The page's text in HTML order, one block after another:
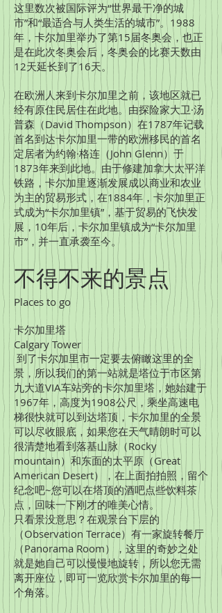
这里数次被国际评为“世界最干净的城
市”和“最适合与人类生活的城市”。1988
年，卡尔加里举办了第15届冬奥会，也正
是在此次冬奥会后，冬奥会的比赛天数由
12天延长到了16天。
在欧洲人来到卡尔加里之前，该地区就已
经有原住民居住在此地。由探险家大卫·汤
普森（David Thompson）在1787年记载
首名到达卡尔加里一带的欧洲移民的首名
定居者为约翰·格连（John Glenn）于
1873年来到此地。由于修建加拿大太平洋
铁路，卡尔加里逐渐发展成以商业和农业
为主的贸易形式，在1884年，卡尔加里正
式成为“卡尔加里镇”，基于贸易的飞快发
展，10年后，卡尔加里镇成为“卡尔加里
市”，并一直承袭至今。
不得不来的景点
Places to go
卡尔加里塔
Calgary Tower
到了卡尔加里市一定要去俯瞰这里的全
景，所以我们的第一站就是塔位于市区第
九大道VIA车站旁的卡尔加里塔，她始建于
1967年，高度为1908公尺，乘坐高速电
梯很快就可以到达塔顶，卡尔加里的全景
可以尽收眼底，如果您在天气晴朗时可以
很清楚地看到落基山脉（Rocky
mountain）和东面的太平原（Great
American Desert），在上面拍拍照，留个
纪念吧~您可以在塔顶的酒吧点些饮料茶
点，回味一下刚才的唯美心情。
只看景没意思？在观景台下层的
（Observation Terrace）有一家旋转餐厅
（Panorama Room），这里的奇妙之处
就是她自己可以慢慢地旋转，所以您无需
离开座位，即可一览欣赏卡尔加里的每一
个角落。